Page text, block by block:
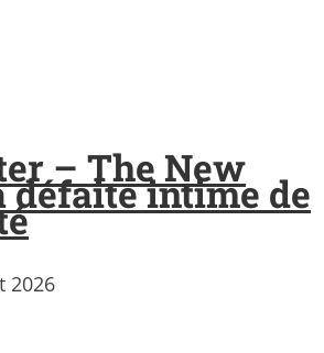
– The New
défaite intime de
2026